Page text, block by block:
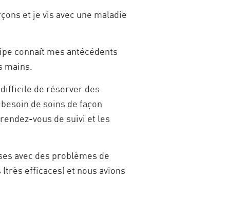
et je vis avec une maladie
connaît mes antécédents
mains.
de réserver des
de soins de façon
vous de suivi et les
avec des problèmes de
efficaces) et nous avions